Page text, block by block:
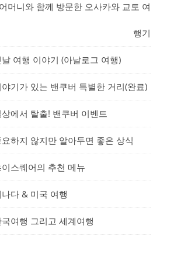
어머니와 함께 방문한 오사카와 교토 여
행기
날 여행 이야기 (아날로그 여행)
야기가 있는 밴쿠버 특별한 거리(완료)
상에서 탈출! 밴쿠버 이벤트
요하지 않지만 알아두면 좋은 상식
이스퀘어의 추천 메뉴
나다 & 미국 여행
국여행 그리고 세계여행